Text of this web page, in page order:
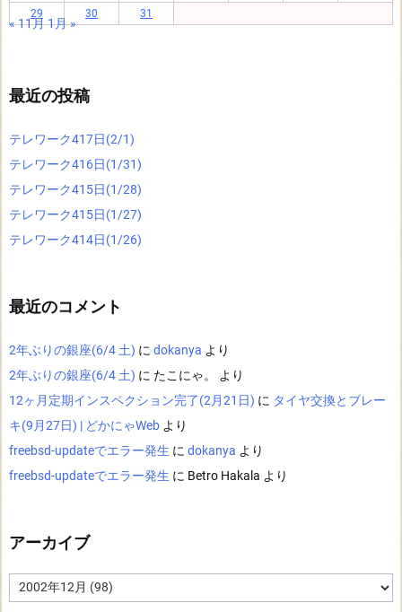
29
30 31
« 11月1月 »
最近の投稿
テレワーク417日(2/1)
テレワーク416日(1/31)
テレワーク415日(1/28)
テレワーク415日(1/27)
テレワーク414日(1/26)
最近のコメント
2年ぶりの銀座(6/4 土) に dokanya より
2年ぶりの銀座(6/4 土) に たこにゃ。
より
12ヶ月定期インスペクション完了(2月21日) に タイヤ交換とブレー
キ(9月27日) | どかにゃWeb より
freebsd-updateでエラー発生 に dokanya より
freebsd-updateでエラー発生 に Betro Hakala より
アーカイブ
ア
ー